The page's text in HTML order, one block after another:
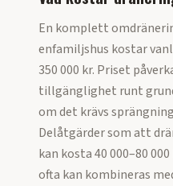
En komplett
enfamiljshus kostar
350 000 kr. Priset
tillgänglighet runt
om det krävs
Delåtgärder som att
kan kosta 40 000–80
ofta kan kombineras